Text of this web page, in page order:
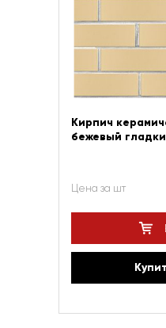
Кирпич
бежевый
Цена за шт